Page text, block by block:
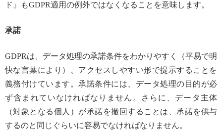
ド』もGDPR適用の例外ではなくなることを意味します。
承諾
GDPRは、データ処理の承諾条件をわかりやすく（平易で明
快な言葉により）、アクセスしやすい形で提示することを
義務付けています。承諾条件には、データ処理の目的が必
ず含まれていなければなりません。さらに、データ主体
（対象となる個人）が承諾を撤回することは、承諾を供与
するのと同じぐらいに容易でなければなりません。